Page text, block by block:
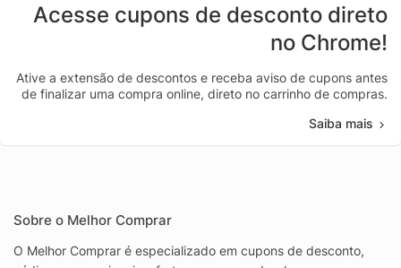
Acesse cupons de desconto direto
no Chrome!
Ative a extensão de descontos e receba aviso de cupons antes
de finalizar uma compra online, direto no carrinho de compras.
Saiba mais
Sobre o Melhor Comprar
O Melhor Comprar é especializado em cupons de desconto,